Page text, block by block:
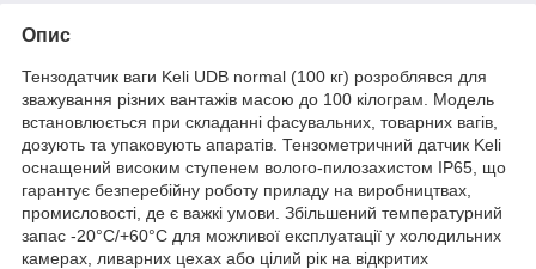
Опис
Тензодатчик ваги Keli UDB normal (100 кг) розроблявся для
зважування різних вантажів масою до 100 кілограм. Модель
встановлюється при складанні фасувальних, товарних вагів,
дозують та упаковують апаратів. Тензометричний датчик Keli
оснащений високим ступенем волого-пилозахистом IP65, що
гарантує безперебійну роботу приладу на виробництвах,
промисловості, де є важкі умови. Збільшений температурний
запас -20°C/+60°C для можливої експлуатації у холодильних
камерах, ливарних цехах або цілий рік на відкритих